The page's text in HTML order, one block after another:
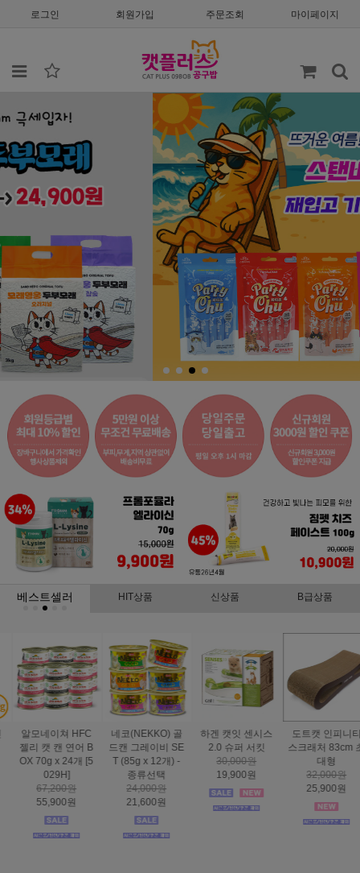
로그인 회원가입 주문조회 마이페이지
베스트셀러 HIT상품 신상품 B급상품
하겐 캣잇 센시스
2.0 슈퍼 서킷
30,000원
19,900원
도트캣 인피니티
스크래처 83cm 초
대형
32,000원
25,900원
스마트하트 골드
나인케어 캣 피부&
피모 6kg
60,000원
49,000원
도트캣 스크래처
집콕 TV
16,000원
12,900원